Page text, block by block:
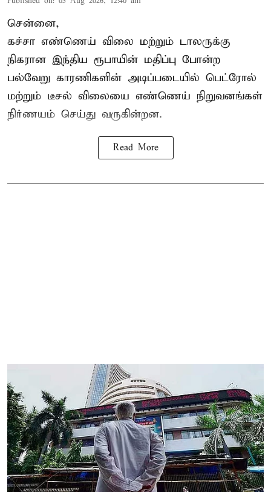
சென்னை,
கச்சா எண்ணெய் விலை மற்றும் டாலருக்கு
நிகரான இந்திய ரூபாயின் மதிப்பு போன்ற
பல்வேறு காரணிகளின் அடிப்படையில் பெட்ரோல்
மற்றும் டீசல் விலையை எண்ணெய் நிறுவனங்கள்
நிர்ணயம் செய்து வருகின்றன.
Read More